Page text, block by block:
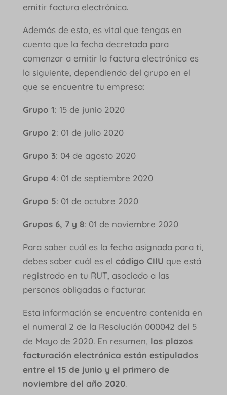
emitir factura electrónica.
Además de esto, es vital que tengas en
cuenta que la fecha decretada para
comenzar a emitir la factura electrónica es
la siguiente, dependiendo del grupo en el
que se encuentre tu empresa:
Grupo 1: 15 de junio 2020
Grupo 2: 01 de julio 2020
Grupo 3: 04 de agosto 2020
Grupo 4: 01 de septiembre 2020
Grupo 5: 01 de octubre 2020
Grupos 6, 7 y 8: 01 de noviembre 2020
Para saber cuál es la fecha asignada para ti,
debes saber cuál es el código CIIU que está
registrado en tu RUT, asociado a las
personas obligadas a facturar.
Esta información se encuentra contenida en
el numeral 2 de la Resolución 000042 del 5
de Mayo de 2020. En resumen, los plazos
facturación electrónica están estipulados
entre el 15 de junio y el primero de
noviembre del año 2020.